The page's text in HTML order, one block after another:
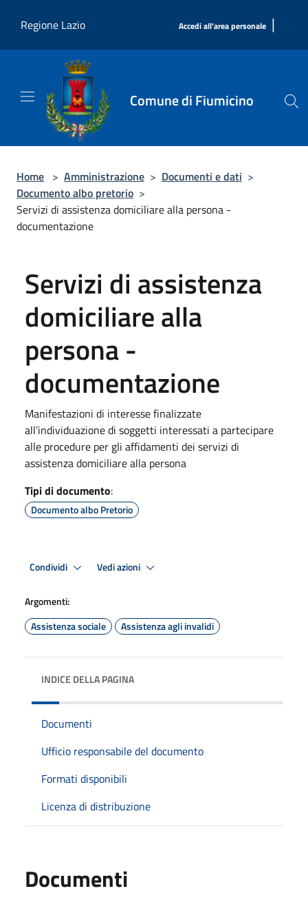
Regione Lazio
Accedi all'area personale |
Comune di Fiumicino
Home > Amministrazione > Documenti e dati >
Documento albo pretorio >
Servizi di assistenza domiciliare alla persona -
documentazione
Servizi di assistenza
domiciliare alla
persona -
documentazione
Manifestazioni di interesse finalizzate
all’individuazione di soggetti interessati a partecipare
alle procedure per gli affidamenti dei servizi di
assistenza domiciliare alla persona
Tipi di documento:
Documento albo Pretorio
Condividi Vedi azioni
Argomenti:
Assistenza sociale
Assistenza agli invalidi
INDICE DELLA PAGINA
Documenti
Ufficio responsabile del documento
Formati disponibili
Licenza di distribuzione
Documenti